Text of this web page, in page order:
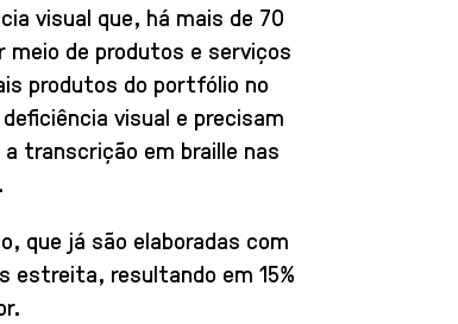
visual que, há mais de 70
de produtos e serviços
produtos do portfólio no
visual e precisam
transcrição em braille nas
que já são elaboradas com
estreita, resultando em 15%